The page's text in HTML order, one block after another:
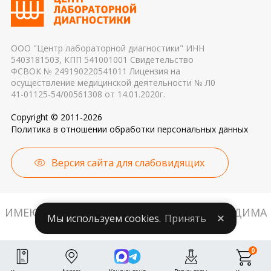
причиной погрешности в результатах
ООО "Центр лабораторной диагностики" ИНН
5403181503, КПП 541001001 Свидетельство
ФСВОК № 249190220541011 Лицензия на
осуществление медицинской деятельности № Л0
41-01125-54/00561308 от 14.01.2020г.
Copyright © 2011-2026
Политика в отношении обработки персональных данных
Версия сайта для слабовидящих
ИМЕЮТСЯ ПРОТИВОПОКАЗАНИЯ. НЕОБХОДИМА
КОНСУЛЬТАЦИЯ СПЕЦИАЛИСТА.
0
Мы используем cookies. Принять